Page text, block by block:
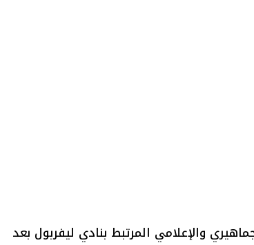
والإعلامي المرتبط بنادي ليفربول بعد